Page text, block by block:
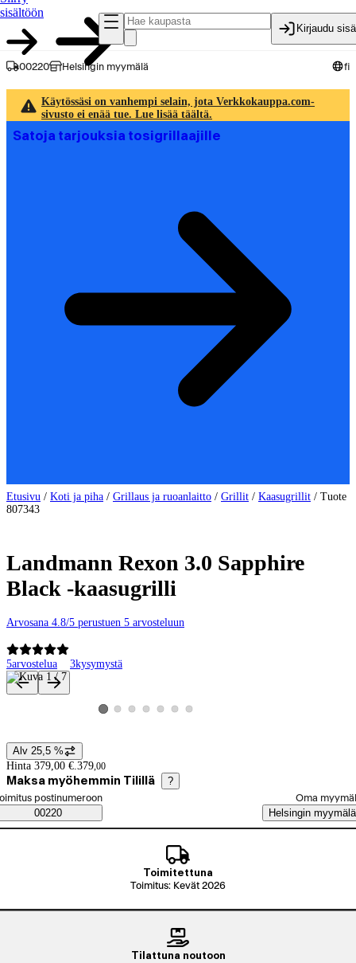
sisältöön
Kirjaudu
00220 Helsingin myymälä fi
Käytössäsi on vanhempi selain, jota Verkkokauppa.com-
sivusto ei enää tue. Lue lisää täältä.
Satoja tarjouksia tosigrillaajille
Etusivu / Koti ja piha / Grillaus ja ruoanlaitto / Grillit / Kaasugrillit / Tuote
807343
Landmann Rexon 3.0 Sapphire
Black -kaasugrilli
Arvosana 4.8/5 perustuen 5 arvosteluun
5arvostelua 3kysymystä
Tuotteen kuvat ja videot
Katso tuotekuva 1
Katso tuotekuva 2
Katso tuotekuva 3
Katso tuotekuva 4
Katso tuotekuva 5
Katso tuotekuva 6
Katso tuotekuva 7
Hintatiedot
Alv 25,5 %
Hinta 379,00 €. 379,00
Maksa myöhemmin Tilillä ?
Saatavuustiedot
tilaustapa
postinumeroon
00220
Oma
Helsingin myymälä
Toimitettuna
Toimitus: Kevät 2026
Tilattuna noutoon